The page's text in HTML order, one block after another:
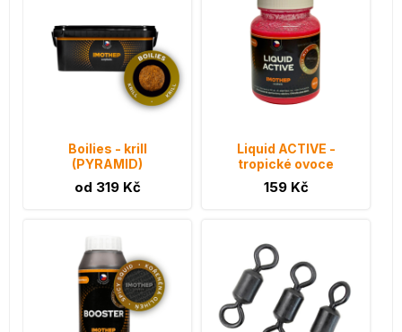
Boilies - krill
(PYRAMID)
od 319 Kč
Liquid ACTIVE -
tropické ovoce
159 Kč